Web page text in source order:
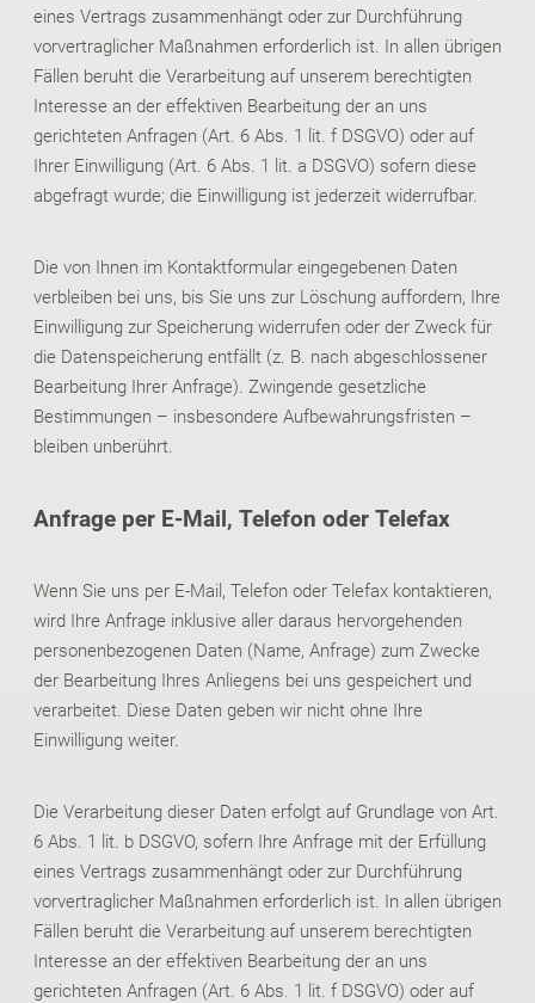
eines Vertrags zusammenhängt oder zur Durchführung
vorvertraglicher Maßnahmen erforderlich ist. In allen übrigen
Fällen beruht die Verarbeitung auf unserem berechtigten
Interesse an der effektiven Bearbeitung der an uns
gerichteten Anfragen (Art. 6 Abs. 1 lit. f DSGVO) oder auf
Ihrer Einwilligung (Art. 6 Abs. 1 lit. a DSGVO) sofern diese
abgefragt wurde; die Einwilligung ist jederzeit widerrufbar.
Die von Ihnen im Kontaktformular eingegebenen Daten
verbleiben bei uns, bis Sie uns zur Löschung auffordern, Ihre
Einwilligung zur Speicherung widerrufen oder der Zweck für
die Datenspeicherung entfällt (z. B. nach abgeschlossener
Bearbeitung Ihrer Anfrage). Zwingende gesetzliche
Bestimmungen – insbesondere Aufbewahrungsfristen –
bleiben unberührt.
Anfrage per E-Mail, Telefon oder Telefax
Wenn Sie uns per E-Mail, Telefon oder Telefax kontaktieren,
wird Ihre Anfrage inklusive aller daraus hervorgehenden
personenbezogenen Daten (Name, Anfrage) zum Zwecke
der Bearbeitung Ihres Anliegens bei uns gespeichert und
verarbeitet. Diese Daten geben wir nicht ohne Ihre
Einwilligung weiter.
Die Verarbeitung dieser Daten erfolgt auf Grundlage von Art.
6 Abs. 1 lit. b DSGVO, sofern Ihre Anfrage mit der Erfüllung
eines Vertrags zusammenhängt oder zur Durchführung
vorvertraglicher Maßnahmen erforderlich ist. In allen übrigen
Fällen beruht die Verarbeitung auf unserem berechtigten
Interesse an der effektiven Bearbeitung der an uns
gerichteten Anfragen (Art. 6 Abs. 1 lit. f DSGVO) oder auf